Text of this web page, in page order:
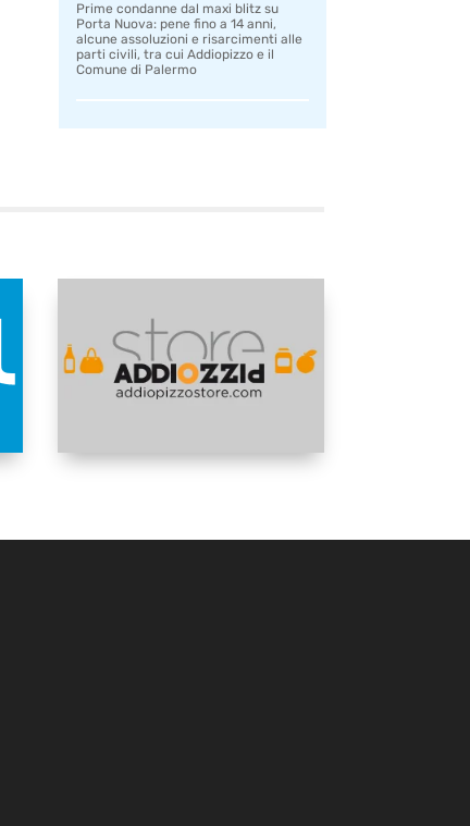
Prime condanne dal maxi blitz su
Porta Nuova: pene fino a 14 anni,
alcune assoluzioni e risarcimenti alle
parti civili, tra cui Addiopizzo e il
Comune di Palermo